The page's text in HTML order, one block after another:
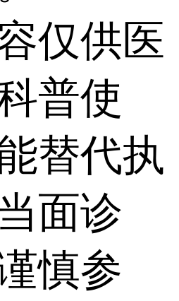
仅供医
普使
替代执
面诊
慎参